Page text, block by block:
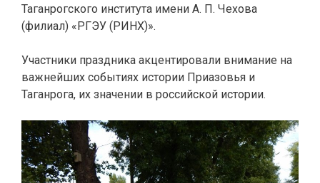
Таганрогского института имени А. П. Чехова
(филиал) «РГЭУ (РИНХ)».
Участники праздника акцентировали внимание на
важнейших событиях истории Приазовья и
Таганрога, их значении в российской истории.